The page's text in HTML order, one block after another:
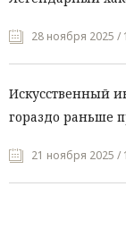
28 ноября 2025 /
Искусственный
гораздо раньше
21 ноября 2025 /